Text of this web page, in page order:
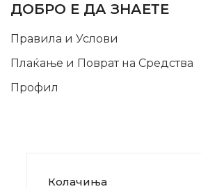
ДОБРО Е ДА ЗНАЕТЕ
Правила и Услови
Плаќање и Поврат на Средства
Профил
Колачиња